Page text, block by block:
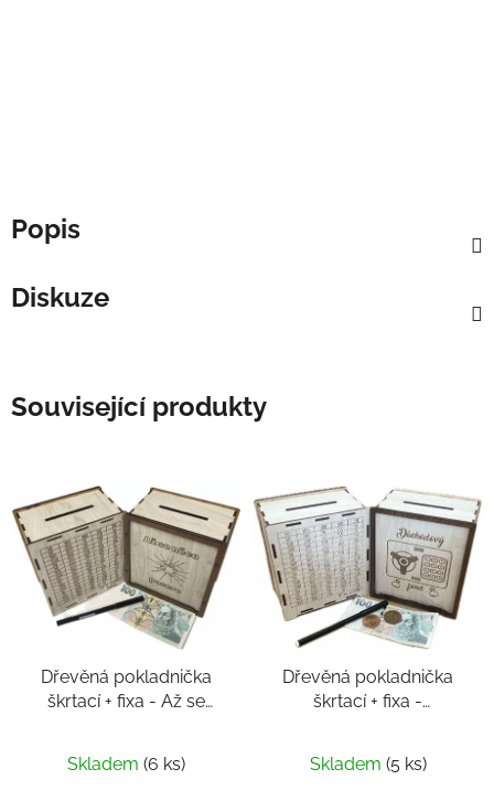
Popis
Diskuze
Související produkty
Dřevěná pokladnička
škrtací + fixa - Až se
Skladem (6 ks)
Dřevěná pokladnička
škrtací + fixa -
Skladem (5 ks)